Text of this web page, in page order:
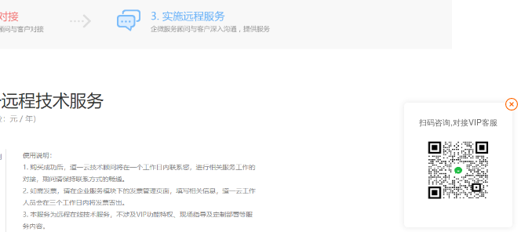
扫码咨询,对接VIP客服